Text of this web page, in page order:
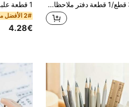
5 قطع/3 قطع/1 قطعة دفتر ملاحظات حلزوني بسيط مبطن بصفحات ملونة، تجليد قابل للتمزيق، لون عشوائي، لوازم مكتبية دفتر يوميات قرطاسية دفتر ملاحظات العودة إلى المدرسة
2# الأفضل مبيعا
4.28€